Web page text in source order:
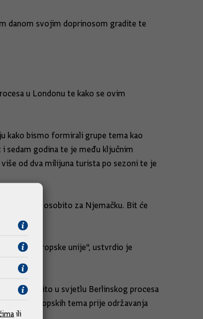
danom svojim doprinosom gradite te
u Londonu te kako se ovim
kako bismo formirali grupe tema kao
sedam godina te je među ključnim
od dva milijuna turista po sezoni te je
politike, osobito za Njemačku. Bit će
okviru Europske unije", ustvrdio je
osobito u svjetlu Berlinskog procesa
europskih tema prije održavanja
ili